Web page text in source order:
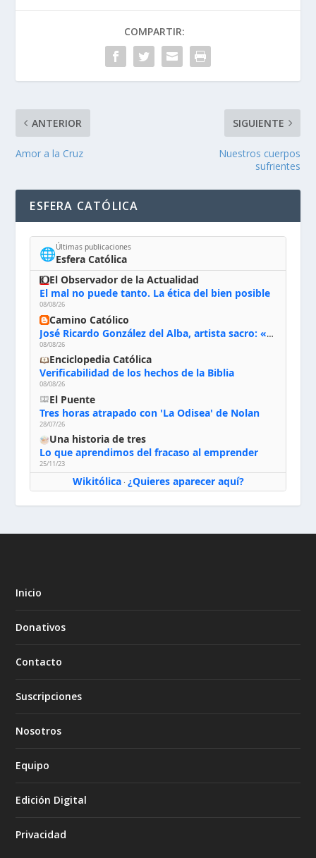
COMPARTIR:
ANTERIOR
Amor a la Cruz
SIGUIENTE
Nuestros cuerpos
sufrientes
ESFERA CATÓLICA
🌐Últimas publicaciones
Esfera Católica
El Observador de la Actualidad
El mal no puede tanto. La ética del bien posible
08/08/26
Camino Católico
José Ricardo González del Alba, artista sacro: «Yo oro, hablo con Dios, le pido al Espíritu Santo su inspiración y siempre pinto rezando el rosario para que sea Él quien actúe a través de mis manos»
08/08/26
Enciclopedia Católica
Verificabilidad de los hechos de la Biblia
08/08/26
El Puente
Tres horas atrapado con 'La Odisea' de Nolan
28/07/26
Una historia de tres
Lo que aprendimos del fracaso al emprender
25/11/23
Wikitólica· ¿Quieres aparecer aquí?
Inicio
Donativos
Contacto
Suscripciones
Nosotros
Equipo
Edición Digital
Privacidad